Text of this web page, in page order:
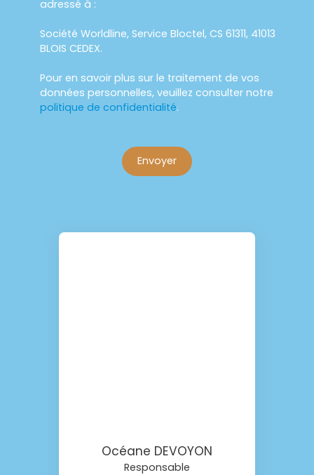
adressé à :
Société Worldline, Service Bloctel, CS 61311, 41013
BLOIS CEDEX.
Pour en savoir plus sur le traitement de vos
données personnelles, veuillez consulter notre
politique de confidentialité.
Envoyer
Océane DEVOYON
Responsable